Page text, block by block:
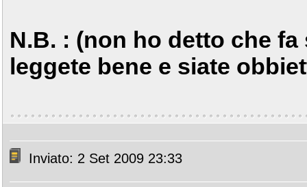
N.B. : (non ho detto che
leggete bene e siate
Inviato: 2 Set 2009 23:33